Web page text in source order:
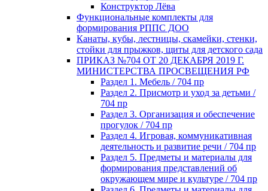
Конструктор Лёва
Функциональные комплекты для
формирования РППС ДОО
Канаты, кубы, лестницы, скамейки, стенки,
стойки для прыжков, щиты для детского сада
ПРИКАЗ №704 ОТ 20 ДЕКАБРЯ 2019 Г.
МИНИСТЕРСТВА ПРОСВЕЩЕНИЯ РФ
Раздел 1. Мебель / 704 пр
Раздел 2. Присмотр и уход за детьми /
704 пр
Раздел 3. Организация и обеспечение
прогулок / 704 пр
Раздел 4. Игровая, коммуникативная
деятельность и развитие речи / 704 пр
Раздел 5. Предметы и материалы для
формирования представлений об
окружающем мире и культуре / 704 пр